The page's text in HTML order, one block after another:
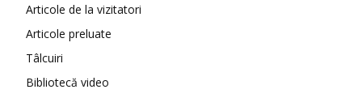
Articole de la vizitatori
Articole preluate
Tâlcuiri
Bibliotecă video